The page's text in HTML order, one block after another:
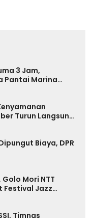
3 Jam,
Pantai Marina
Turun Langsung
Biaya, DPR
Mori NTT
Festival Jazz
Timnas